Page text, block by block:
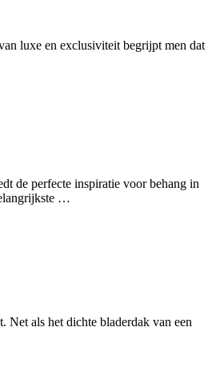
luxe en exclusiviteit begrijpt men dat
de perfecte inspiratie voor behang in
…
Net als het dichte bladerdak van een